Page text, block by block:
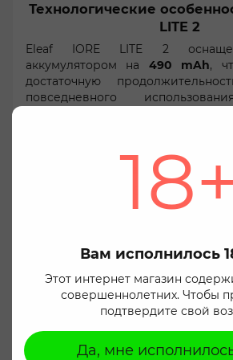
Мы заботимся о вашей
Используя этот веб-сайт Вы
использованием файлов cookie,
это в настройках вашего
«Согласиться», чтобы дать согласие
использование файлов cookie.
ознакомиться на странице
Вам исполнилось
Этот интернет магазин
совершеннолетних. Чтобы
подтвердите свой
Да, мне
Технологические
LITE 2
Eleaf IORE LITE 2
аккумулятором на 490 mAh,
достаточную
повседневного
кабель в комплект не входит и
Eleaf IORE LITE 2 отличается
автоматически во время
работает на постоянной
не подлежит регулировке,
стабильную работу и
Картридж Eleaf IORE